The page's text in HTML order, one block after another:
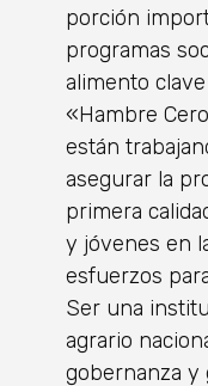
porción
programas
alimento
«Hambre
están
asegurar la
primera
y jóvenes en
esfuerzos
Ser una
agrario
gobernanza y